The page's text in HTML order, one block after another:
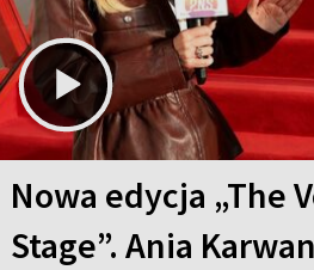
Nowa edycja „The
Stage”. Ania